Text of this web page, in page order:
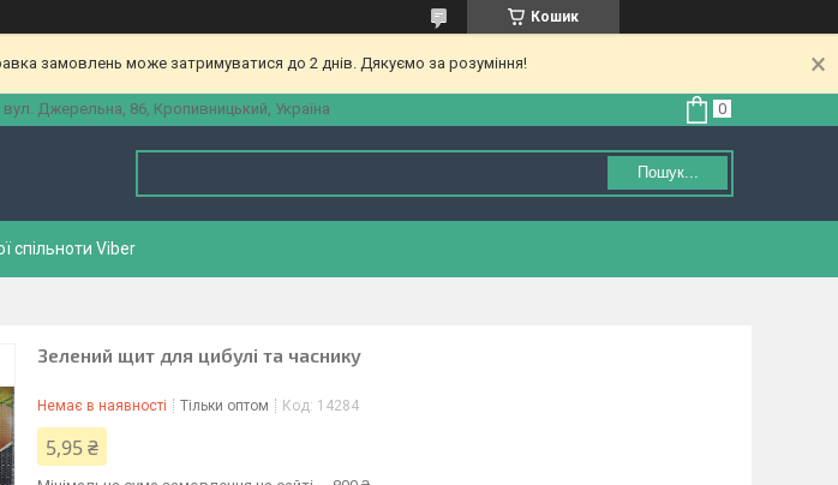
Кошик
замовлень може затримуватися до 2 днів. Дякуємо за розуміння!
вул. Джерельна, 86, Кропивницький, Україна
Пошук...
спільноти Viber
Зелений щит для цибулі та часнику
Немає в наявності Тільки оптом Код: 14284
5,95 ₴